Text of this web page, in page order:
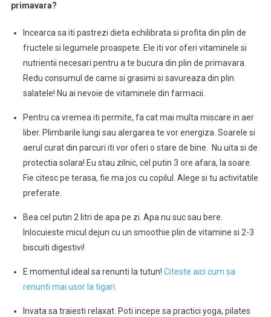
primavara?
Incearca sa iti pastrezi dieta echilibrata si profita din plin de
fructele si legumele proaspete. Ele iti vor oferi vitaminele si
nutrientii necesari pentru a te bucura din plin de primavara.
Redu consumul de carne si grasimi si savureaza din plin
salatele! Nu ai nevoie de vitaminele din farmacii.
Pentru ca vremea iti permite, fa cat mai multa miscare in aer
liber. Plimbarile lungi sau alergarea te vor energiza. Soarele si
aerul curat din parcuri iti vor oferi o stare de bine. Nu uita si de
protectia solara! Eu stau zilnic, cel putin 3 ore afara, la soare.
Fie citesc pe terasa, fie ma jos cu copilul. Alege si tu activitatile
preferate.
Bea cel putin 2 litri de apa pe zi. Apa nu suc sau bere.
Inlocuieste micul dejun cu un smoothie plin de vitamine si 2-3
biscuiti digestivi!
E momentul ideal sa renunti la tutun! Citeste aici cum sa
renunti mai usor la tigari
Invata sa traiesti relaxat. Poti incepe sa practici yoga, pilates